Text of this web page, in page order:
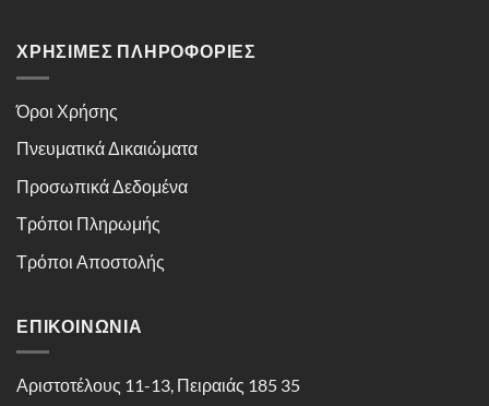
ΧΡΉΣΙΜΕΣ ΠΛΗΡΟΦΟΡΊΕΣ
Όροι Χρήσης
Πνευματικά Δικαιώματα
Προσωπικά Δεδομένα
Τρόποι Πληρωμής
Τρόποι Αποστολής
ΕΠΙΚΟΙΝΩΝΊΑ
Αριστοτέλους 11-13, Πειραιάς 185 35